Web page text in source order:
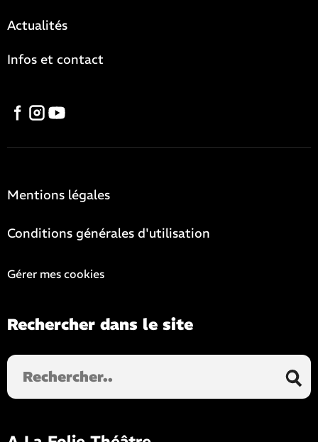
Actualités
Infos et contact
Mentions légales
Conditions générales d'utilisation
Gérer mes cookies
Rechercher dans le site
Rechercher
dans
le